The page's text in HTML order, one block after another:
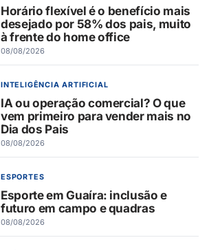
Horário flexível é o benefício mais
desejado por 58% dos pais, muito
à frente do home office
08/08/2026
INTELIGÊNCIA ARTIFICIAL
IA ou operação comercial? O que
vem primeiro para vender mais no
Dia dos Pais
08/08/2026
ESPORTES
Esporte em Guaíra: inclusão e
futuro em campo e quadras
08/08/2026